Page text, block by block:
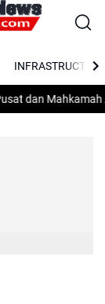
INFRASTRUCTURE
dan Mahkamah